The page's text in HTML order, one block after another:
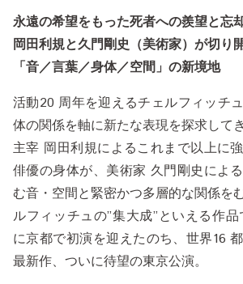
永遠の希望をもった死者への羨望と忘
岡田利規と久門剛史（美術家）が切り
「音／言葉／身体／空間」の新境地
活動20 周年を迎えるチェルフィッチ
体の関係を軸に新たな表現を探求して
主宰 岡田利規によるこれまで以上に
俳優の身体が、美術家 久門剛史によ
む音・空間と緊密かつ多層的な関係を
ルフィッチュの”集大成”といえる作
に京都で初演を迎えたのち、世界16
最新作、ついに待望の東京公演。